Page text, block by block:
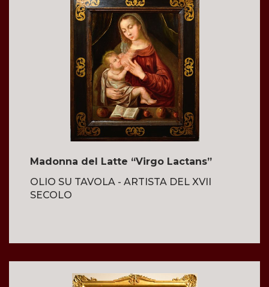
Madonna del Latte “Virgo Lactans”
OLIO SU TAVOLA - ARTISTA DEL XVII
SECOLO